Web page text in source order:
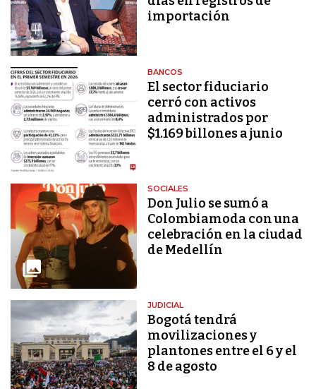
importación
BANCOS
El sector fiduciario
cerró con activos
administrados por
$1.169 billones a junio
SOCIALES
Don Julio se sumó a
Colombiamoda con una
celebración en la ciudad
de Medellín
JUDICIAL
Bogotá tendrá
movilizaciones y
plantones entre el 6 y el
8 de agosto